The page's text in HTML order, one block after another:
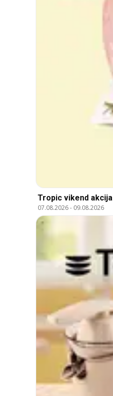
Tropic vikend akcija
07.08.2026- 09.08.2026